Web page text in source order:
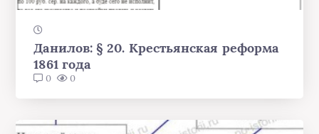
Данилов: § 20. Крестьянская реформа
1861 года
0 0